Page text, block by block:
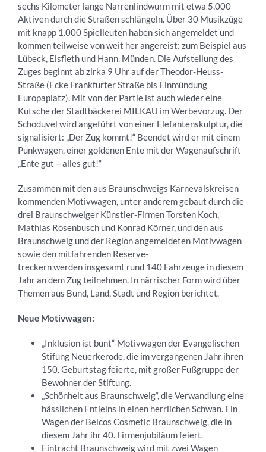
sechs Kilometer lange Narrenlindwurm mit etwa 5.000
Aktiven durch die Straßen schlängeln. Über 30 Musikzüge
mit knapp 1.000 Spielleuten haben sich angemeldet und
kommen teilweise von weit her angereist: zum Beispiel aus
Lübeck, Elsfleth und Hann. Münden. Die Aufstellung des
Zuges beginnt ab zirka 9 Uhr auf der Theodor-Heuss-
Straße (Ecke Frankfurter Straße bis Einmündung
Europaplatz). Mit von der Partie ist auch wieder eine
Kutsche der Stadtbäckerei MILKAU im Werbevorzug. Der
Schoduvel wird angeführt von einer Elefantenskulptur, die
signalisiert: „Der Zug kommt!“ Beendet wird er mit einem
Punkwagen, einer goldenen Ente mit der Wagenaufschrift
„Ente gut – alles gut!“
Zusammen mit den aus Braunschweigs Karnevalskreisen
kommenden Motivwagen, unter anderem gebaut durch die
drei Braunschweiger Künstler-Firmen Torsten Koch,
Mathias Rosenbusch und Konrad Körner, und den aus
Braunschweig und der Region angemeldeten Motivwagen
sowie den mitfahrenden Reserve-
treckern werden insgesamt rund 140 Fahrzeuge in diesem
Jahr an dem Zug teilnehmen. In närrischer Form wird über
Themen aus Bund, Land, Stadt und Region berichtet.
Neue Motivwagen:
„Inklusion ist bunt“-Motivwagen der Evangelischen
Stifung Neuerkerode, die im vergangenen Jahr ihren
150. Geburtstag feierte, mit großer Fußgruppe der
Bewohner der Stiftung.
„Schönheit aus Braunschweig“, die Verwandlung eine
hässlichen Entleins in einen herrlichen Schwan. Ein
Wagen der Belcos Cosmetic Braunschweig, die in
diesem Jahr ihr 40. Firmenjubiläum feiert.
Eintracht Braunschweig wird mit zwei Wagen